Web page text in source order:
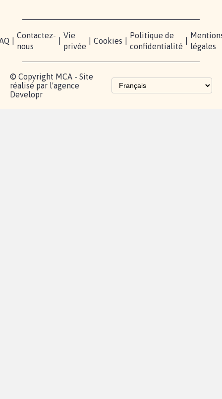
Contactez-
nous
Vie
privée
Cookies
Politique de
confidentialité
légales
© Copyright MCA - Site
réalisé par l'agence
Developr